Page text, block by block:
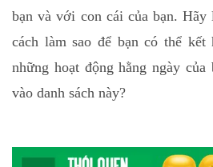
bạn và với con cái của bạn.
cách làm sao để bạn có thể
những hoạt động hằng ngày
vào danh sách này?